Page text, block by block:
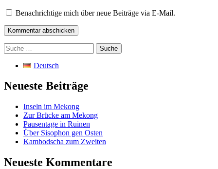
Benachrichtige mich über neue Beiträge via E-Mail.
Suche
nach:
Deutsch
Neueste Beiträge
Inseln im Mekong
Zur Brücke am Mekong
Pausentage in Ruinen
Über Sisophon gen Osten
Kambodscha zum Zweiten
Neueste Kommentare